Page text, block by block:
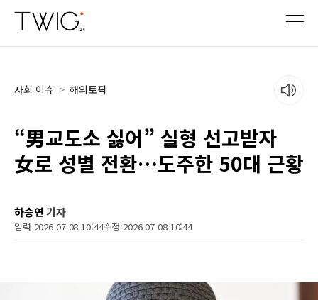
사회 이슈 > 해외토픽
“男교도소 싫어” 실형 선고받자
女로 성별 전환…도주한 50대 근황
하승연기자
입력 2026 07 08 10:44수정 2026 07 08 10:44